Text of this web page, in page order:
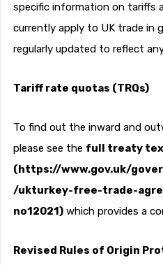
specific information on tariffs
currently apply to UK trade in
regularly updated to reflect
Tariff rate quotas (TRQs)
To find out the inward and
please see the full treaty
(https://www.gov.uk/
/ukturkey-free-trade-
no12021) which provides a
Revised Rules of Origin